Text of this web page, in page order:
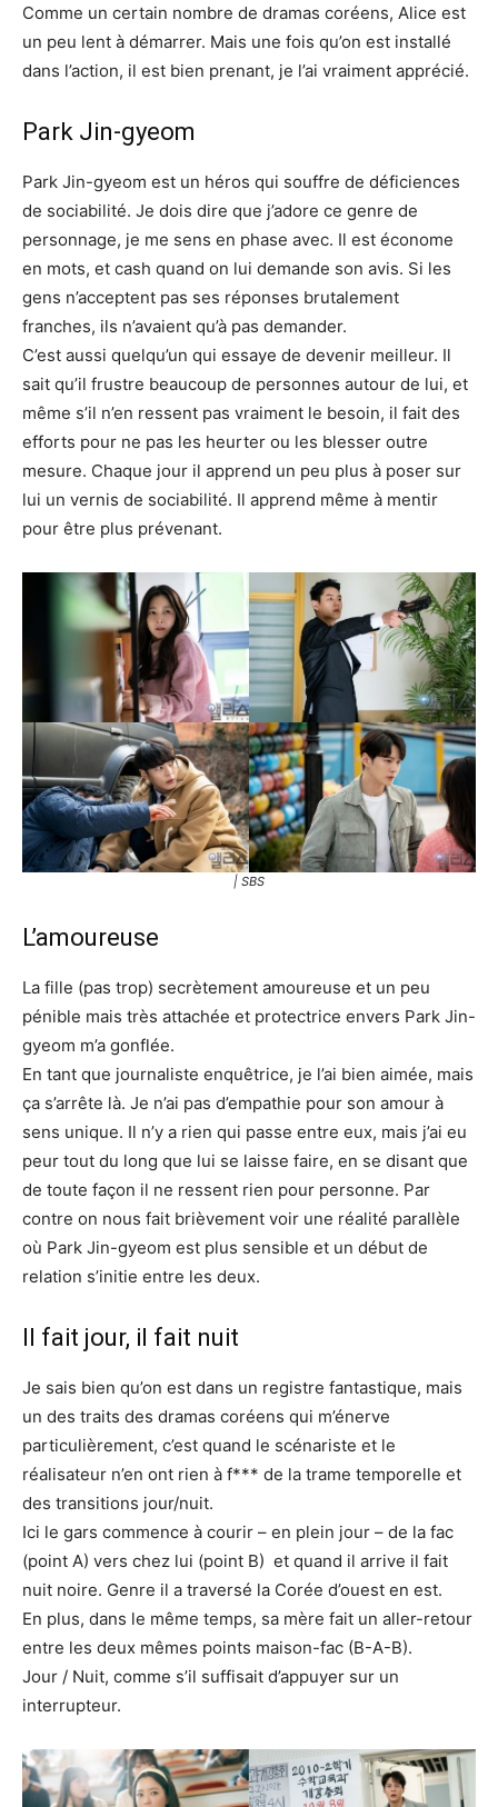
Comme un certain nombre de dramas coréens, Alice est
un peu lent à démarrer. Mais une fois qu’on est installé
dans l’action, il est bien prenant, je l’ai vraiment apprécié.
Park Jin-gyeom
Park Jin-gyeom est un héros qui souffre de déficiences
de sociabilité. Je dois dire que j’adore ce genre de
personnage, je me sens en phase avec. Il est économe
en mots, et cash quand on lui demande son avis. Si les
gens n’acceptent pas ses réponses brutalement
franches, ils n’avaient qu’à pas demander.
C’est aussi quelqu’un qui essaye de devenir meilleur. Il
sait qu’il frustre beaucoup de personnes autour de lui, et
même s’il n’en ressent pas vraiment le besoin, il fait des
efforts pour ne pas les heurter ou les blesser outre
mesure. Chaque jour il apprend un peu plus à poser sur
lui un vernis de sociabilité. Il apprend même à mentir
pour être plus prévenant.
| SBS
L’amoureuse
La fille (pas trop) secrètement amoureuse et un peu
pénible mais très attachée et protectrice envers Park Jin-
gyeom m’a gonflée.
En tant que journaliste enquêtrice, je l’ai bien aimée, mais
ça s’arrête là. Je n’ai pas d’empathie pour son amour à
sens unique. Il n’y a rien qui passe entre eux, mais j’ai eu
peur tout du long que lui se laisse faire, en se disant que
de toute façon il ne ressent rien pour personne. Par
contre on nous fait brièvement voir une réalité parallèle
où Park Jin-gyeom est plus sensible et un début de
relation s’initie entre les deux.
Il fait jour, il fait nuit
Je sais bien qu’on est dans un registre fantastique, mais
un des traits des dramas coréens qui m’énerve
particulièrement, c’est quand le scénariste et le
réalisateur n’en ont rien à f*** de la trame temporelle et
des transitions jour/nuit.
Ici le gars commence à courir – en plein jour – de la fac
(point A) vers chez lui (point B) et quand il arrive il fait
nuit noire. Genre il a traversé la Corée d’ouest en est.
En plus, dans le même temps, sa mère fait un aller-retour
entre les deux mêmes points maison-fac (B-A-B).
Jour / Nuit, comme s’il suffisait d’appuyer sur un
interrupteur.